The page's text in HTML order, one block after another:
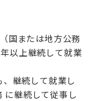
国または地方公務
以上継続して就業
継続して就業し
に継続して従事し